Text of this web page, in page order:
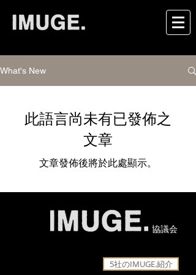
What's New
此語言尚未有已發佈之
文章
文章發佈後將於此處顯示。
協議会
5社のIMUGE.紹介